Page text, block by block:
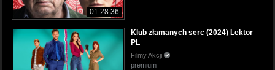
01:28:36
Klub złamanych serc (2024) Lektor
PL
Filmy Akcji
premium